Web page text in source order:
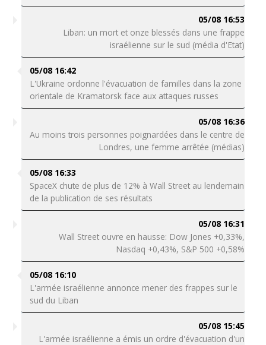
05/08 16:53
Liban: un mort et onze blessés dans une frappe
israélienne sur le sud (média d'Etat)
05/08 16:42
L'Ukraine ordonne l'évacuation de familles dans la zone
orientale de Kramatorsk face aux attaques russes
05/08 16:36
Au moins trois personnes poignardées dans le centre de
Londres, une femme arrêtée (médias)
05/08 16:33
SpaceX chute de plus de 12% à Wall Street au lendemain
de la publication de ses résultats
05/08 16:31
Wall Street ouvre en hausse: Dow Jones +0,33%,
Nasdaq +0,43%, S&P 500 +0,58%
05/08 16:10
L'armée israélienne annonce mener des frappes sur le
sud du Liban
05/08 15:45
L'armée israélienne a émis un ordre d'évacuation d'un